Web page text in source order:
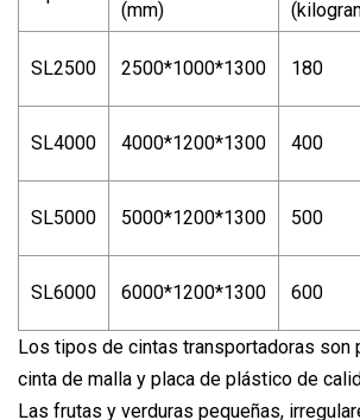
(mm)
SL2500 2500*1000*1300 180
SL4000 4000*1200*1300 400
SL5000 5000*1200*1300 500
SL6000 6000*1200*1300 600
Los tipos de cintas transportadoras son
cinta de malla y placa de plástico de
Las frutas y verduras pequeñas,